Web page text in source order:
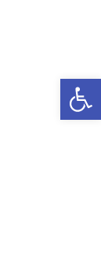
פתח סרגל נגישות